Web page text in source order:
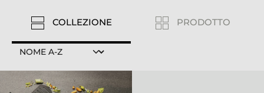
COLLEZIONE PRODOTTO